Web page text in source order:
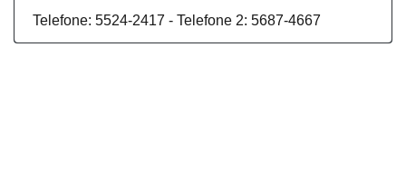
Telefone: 5524-2417 - Telefone 2: 5687-4667